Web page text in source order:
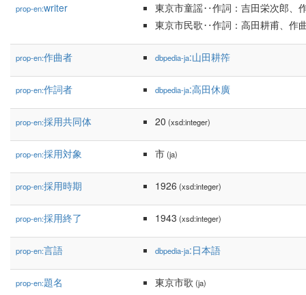
prop-en:writer
東京市童謡‥作詞：吉田栄次郎、
東京市民歌‥作詞：高田耕甫、作
prop-en:作曲者 dbpedia-ja:山田耕筰
prop-en:作詞者 dbpedia-ja:高田休廣
prop-en:採用共同体 20 (xsd:integer)
prop-en:採用対象 市(ja)
prop-en:採用時期 1926 (xsd:integer)
prop-en:採用終了 1943 (xsd:integer)
prop-en:言語 dbpedia-ja:日本語
prop-en:題名 東京市歌 (ja)